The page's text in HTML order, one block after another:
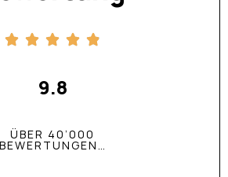
9.8
ÜBER 40’000
BEWERTUNGEN…